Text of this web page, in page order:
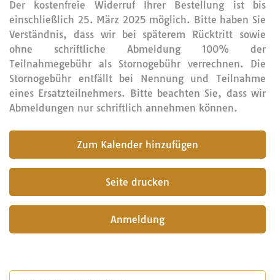
Der kostenfreie Widerruf Ihrer Bestellung ist bis
einschließlich 25. März 2025 möglich. Bitte haben Sie
Verständnis, dass wir bei späterem Rücktritt sowie
ohne schriftliche Abmeldung 100% der
Teilnahmegebühr als Stornogebühr verrechnen. Die
Stornogebühr entfällt bei Nennung und Teilnahme
eines Ersatzteilnehmers. Bitte beachten Sie, dass wir
Abmeldungen nur schriftlich annehmen können.
Seite drucken
Anmeldung